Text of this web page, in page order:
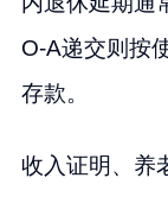
O-A递交则按
存款。
收入证明、养